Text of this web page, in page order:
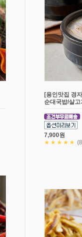
[용인맛집 경
순대국밥/살
7,900원
★★★★★